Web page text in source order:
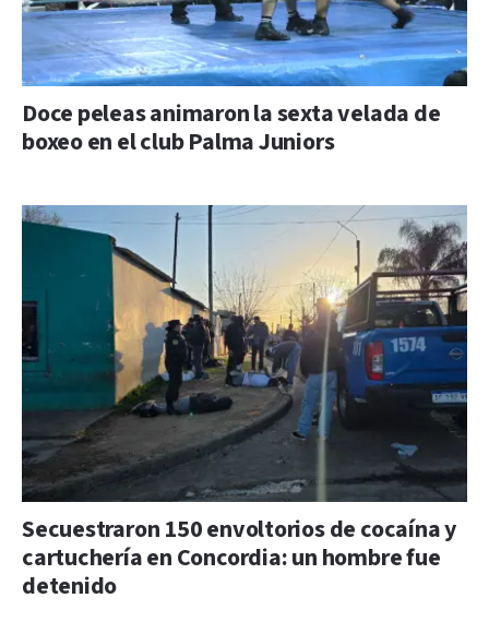
Doce peleas animaron la sexta velada de
boxeo en el club Palma Juniors
Secuestraron 150 envoltorios de cocaína y
cartuchería en Concordia: un hombre fue
detenido